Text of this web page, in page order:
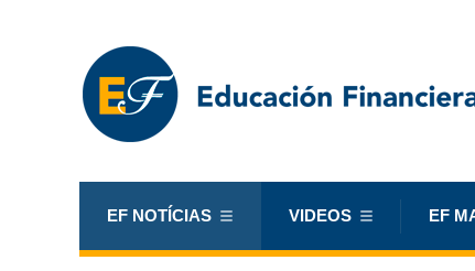
EF NOTÍCIAS VIDEOS EF